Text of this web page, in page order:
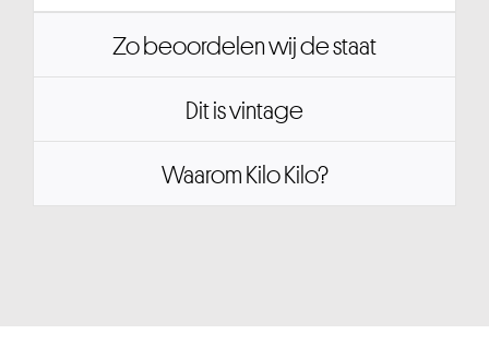
Zo beoordelen wij de staat
Dit is vintage
Waarom Kilo Kilo?